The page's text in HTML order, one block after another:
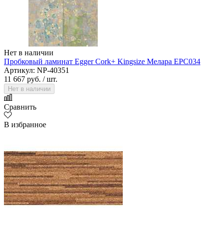
Нет в наличии
Пробковый ламинат Egger Cork+ Kingsize Мелара EPC034
Артикул: NP-40351
11 667 руб. / шт.
Нет в наличии
Сравнить
В избранное